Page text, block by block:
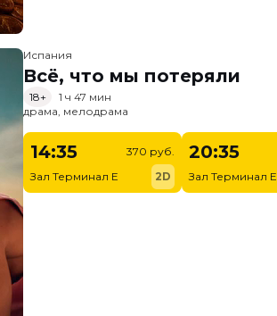
Испания
Всё, что мы потеряли
18+
1 ч 47 мин
драма, мелодрама
14:35
Зал Терминал E
370 руб.
2D
20:35
Зал Терминал E